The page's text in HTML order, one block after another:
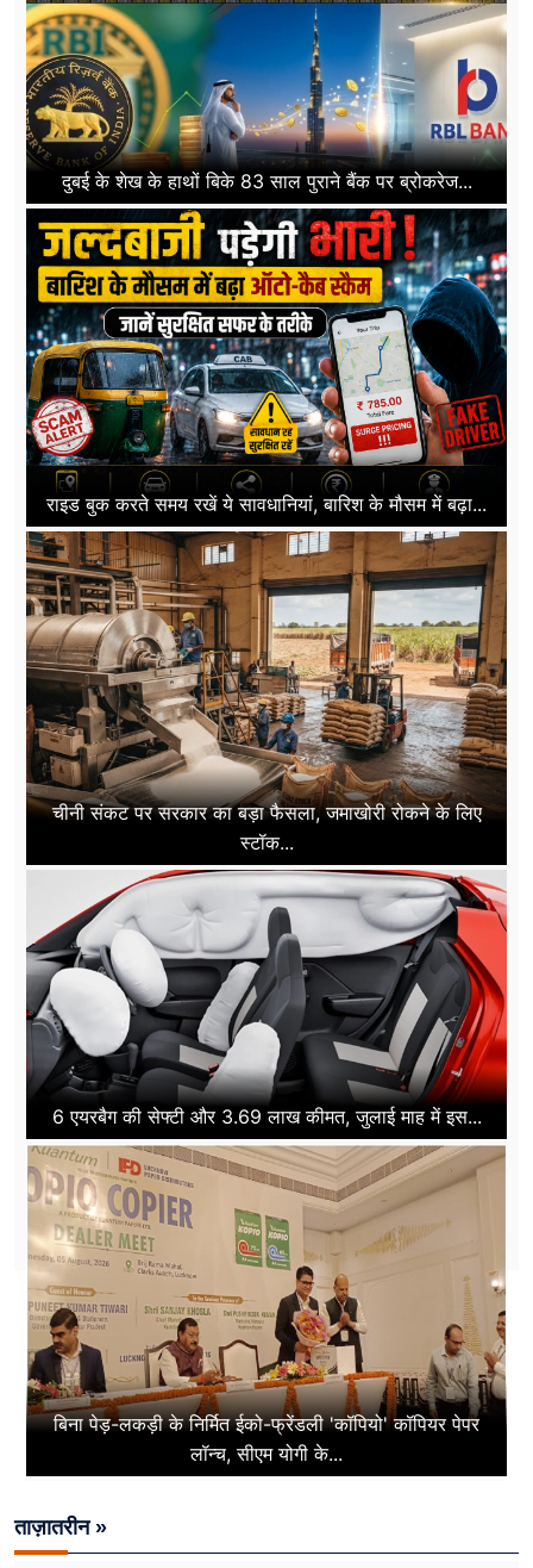
दुबई के शेख के हाथों बिके 83 साल पुराने बैंक पर ब्रोकरेज...
राइड बुक करते समय रखें ये सावधानियां, बारिश के मौसम में बढ़ा...
चीनी संकट पर सरकार का बड़ा फैसला, जमाखोरी रोकने के लिए
स्टॉक...
6 एयरबैग की सेफ्टी और 3.69 लाख कीमत, जुलाई माह में इस...
बिना पेड़-लकड़ी के निर्मित ईको-फ्रेंडली 'कॉपियो' कॉपियर पेपर
लॉन्च, सीएम योगी के...
ताज़ातरीन »